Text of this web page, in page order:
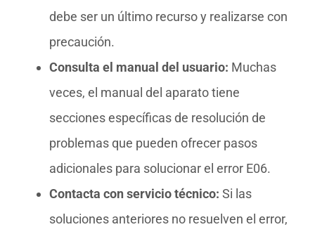
debe ser un último recurso y realizarse con
precaución.
Consulta el manual del usuario: Muchas
veces, el manual del aparato tiene
secciones específicas de resolución de
problemas que pueden ofrecer pasos
adicionales para solucionar el error E06.
Contacta con servicio técnico: Si las
soluciones anteriores no resuelven el error,